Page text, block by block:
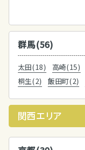
群馬(56)
太田(18) 高崎(15)
桐生(2)
飯田町(2)
関西エリア